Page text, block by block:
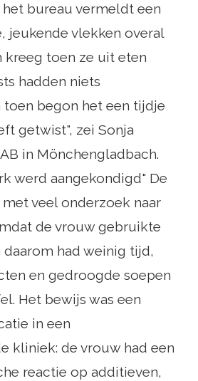
bureau vermeldt een
jeukende vlekken overal
kreeg toen ze uit eten
hadden niets
toen begon het een tijdje
getwist", zei Sonja
in Mönchengladbach.
werd aangekondigd" De
veel onderzoek naar
de vrouw gebruikte
daarom had weinig tijd,
en gedroogde soepen
Het bewijs was een
in een
kliniek: de vrouw had een
reactie op additieven,